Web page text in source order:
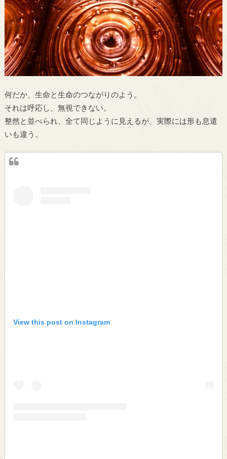
何だか、生命と生命のつながりのよう。
それは呼応し、無視できない。
整然と並べられ、全て同じように見えるが、実際には形も息遣
いも違う。
View this post on Instagram